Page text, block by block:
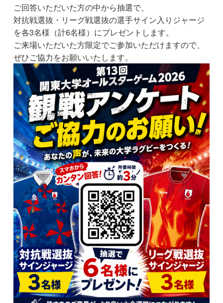
ご回答いただいた方の中から抽選で、
対抗戦選抜・リーグ戦選抜の選手サイン入りジャージ
を各3名様（計6名様）にプレゼントします。
ご来場いただいた方限定でご参加いただけますので、
ぜひご協力をお願いいたします。